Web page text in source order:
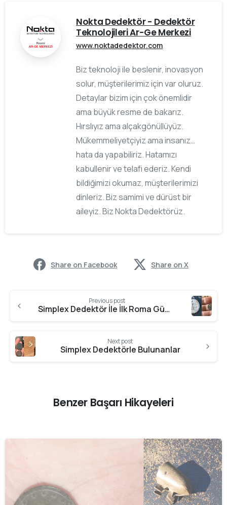
Nokta Dedektör - Dedektör
Teknolojileri Ar-Ge Merkezi
www.noktadedektor.com
Biz teknoloji ile beslenir, inovasyon
solur, müşterilerimiz için var oluruz.
Detaylar bizim için çok önemlidir
ama büyük resme de bakarız.
Hırslıyız ama alçakgönüllüyüz.
Mükemmeliyetçiyiz ama insanız…
hata da yapabiliriz. Hatamızı
kabullenir ve telafi ederiz. Kendi
bildiğimizi okumaz, müşterilerimizi
dinleriz. Biz samimi ve dürüst bir
aileyiz. Biz Nokta Dedektörüz.
Share on Facebook Share on X
Previous post
Simplex Dedektör İle İlk Roma Gümüşü
Next post
Simplex Dedektörle Bulunanlar
Benzer Başarı Hikayeleri
-